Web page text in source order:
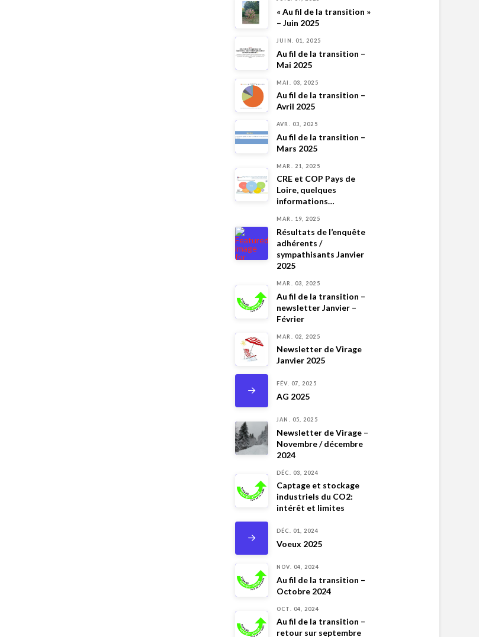
« Au fil de la transition »
– Juin 2025
JUIN. 01, 2025
Au fil de la transition –
Mai 2025
MAI. 03, 2025
Au fil de la transition –
Avril 2025
AVR. 03, 2025
Au fil de la transition –
Mars 2025
MAR. 21, 2025
CRE et COP Pays de
Loire, quelques
informations…
MAR. 19, 2025
Résultats de l’enquête
adhérents /
sympathisants Janvier
2025
MAR. 03, 2025
Au fil de la transition –
newsletter Janvier –
Février
MAR. 02, 2025
Newsletter de Virage
Janvier 2025
FÉV. 07, 2025
AG 2025
JAN. 05, 2025
Newsletter de Virage –
Novembre / décembre
2024
DÉC. 03, 2024
Captage et stockage
industriels du CO2:
intérêt et limites
DÉC. 01, 2024
Voeux 2025
NOV. 04, 2024
Au fil de la transition –
Octobre 2024
OCT. 04, 2024
Au fil de la transition –
retour sur septembre